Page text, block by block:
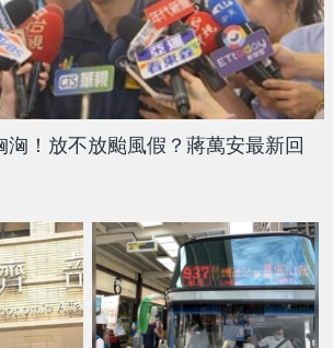
洶！放不放颱風假？蔣萬安最新回